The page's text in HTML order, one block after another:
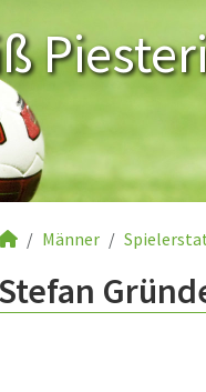
Männer
Stefan